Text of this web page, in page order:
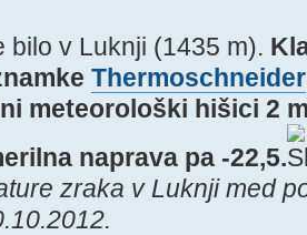
bilo v Luknji (1435 m).
Thermoschneider
meteorološki hišici 2
naprava pa -22,5.
zraka v Luknji med